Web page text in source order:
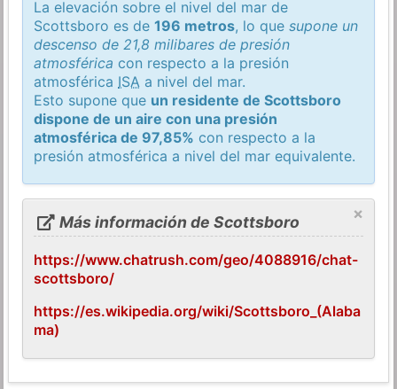
La elevación sobre el nivel del mar de
Scottsboro es de196 metros, lo quesupone un
descenso de 21,8 milibares de presión
atmosférica con respecto a la presión
atmosférica ISA a nivel del mar.
Esto supone que un residente de Scottsboro
dispone de un aire con una presión
atmosférica de 97,85% con respecto a la
presión atmosférica a nivel del mar equivalente.
×
Más información de Scottsboro
https://www.chatrush.com/geo/4088916/chat-
scottsboro/
https://es.wikipedia.org/wiki/Scottsboro_(Alaba
ma)